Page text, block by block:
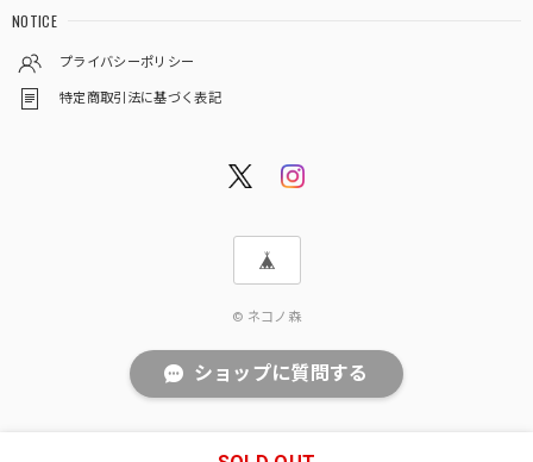
NOTICE
プライバシーポリシー
特定商取引法に基づく表記
© ネコノ森
ショップに質問する